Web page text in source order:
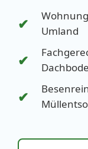
✔
Umland
✔
✔